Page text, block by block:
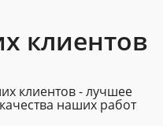
клиентов
клиентов - лучшее
наших работ